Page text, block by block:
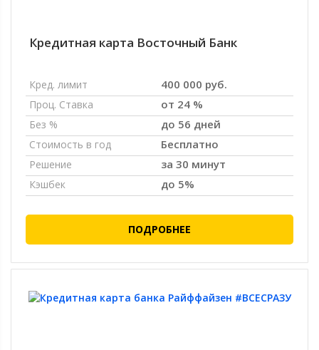
Кредитная карта Восточный Банк
Кред. лимит 400 000 руб.
Проц. Ставка от 24 %
Без % до 56 дней
Стоимость в год Бесплатно
Решение за 30 минут
Кэшбек до 5%
ПОДРОБНЕЕ